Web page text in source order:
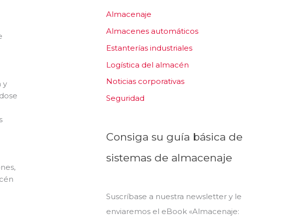
y
Almacenaje
Almacenes automáticos
Estanterías industriales
Logística del almacén
Noticias corporativas
Seguridad
Consiga su guía básica de
sistemas de almacenaje
Suscríbase a nuestra newsletter y le
enviaremos el eBook «Almacenaje: